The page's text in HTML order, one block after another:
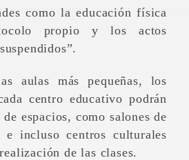
como la educación física
propio y los actos
centro educativo podrán
espacios, como salones de
e incluso centros culturales
de las clases.